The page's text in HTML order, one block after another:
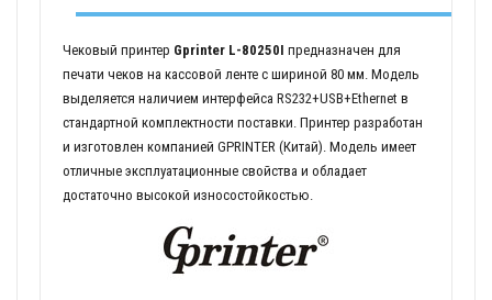
Чековый принтер Gprinter L-80250I предназначен для
печати чеков на кассовой ленте с шириной 80 мм. Модель
выделяется наличием интерфейса RS232+USB+Ethernet в
стандартной комплектности поставки. Принтер разработан
и изготовлен компанией GPRINTER (Китай). Модель имеет
отличные эксплуатационные свойства и обладает
достаточно высокой износостойкостью.